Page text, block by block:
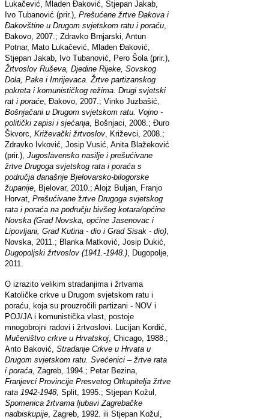
Lukačević, Mladen Đaković, Stjepan Jakab,
Ivo Tubanović (prir.), Prešućene žrtve Đakova i
Đakovštine u Drugom svjetskom ratu i poraću
Đakovo, 2007.; Zdravko Brnjarski, Antun
Potnar, Mato Lukačević, Mladen Đaković,
Stjepan Jakab, Ivo Tubanović, Pero Šola (prir.),
Žrtvoslov Ruševa, Djedine Rijeke, Sovskog
Dola, Pake i Imrijevaca. Žrtve partizanskog
pokreta i komunističkog režima. Drugi svjetski
rat i poraće , Đakovo, 2007.; Vinko Juzbašić,
Bošnjačani u Drugom svjetskom ratu. Vojno -
politički zapisi i sjećanja , Bošnjaci, 2008.; Đuro
Škvorc, Križevački žrtvoslov , Križevci, 2008.;
Zdravko Ivković, Josip Vusić, Anita Blažeković
(prir.), Jugoslavensko nasilje i prešućivane
žrtve Drugoga svjetskog rata i poraća s
područja današnje Bjelovarsko-bilogorske
županije , Bjelovar, 2010.; Alojz Buljan, Franjo
Horvat, Prešućivane žrtve Drugoga svjetskog
rata i poraća na području bivšeg kotara/općine
Novska (Grad Novska, općine Jasenovac i
Lipovljani, Grad Kutina - dio i Grad Sisak - dio)
Novska, 2011.; Blanka Matković, Josip Dukić,
Dugopoljski žrtvoslov (1941.-1948.) , Dugopolje,
2011.
O izrazito velikim stradanjima i žrtvama
Katoličke crkve u Drugom svjetskom ratu i
poraću, koja su prouzročili partizani - NOV i
POJ/JA i komunistička vlast, postoje
mnogobrojni radovi i žrtvoslovi. Lucijan Kordić,
Mučeništvo crkve u Hrvatskoj , Chicago, 1988.;
Anto Baković, Stradanje Crkve u Hrvata u
Drugom svjetskom ratu. Svećenici – žrtve rata
i poraća , Zagreb, 1994.; Petar Bezina,
Franjevci Provincije Presvetog Otkupitelja žrtve
rata 1942-1948, Split, 1995.; Stjepan Kožul,
Spomenica žrtvama ljubavi Zagrebačke
nadbiskupije , Zagreb, 1992. ili Stjepan Kožul,